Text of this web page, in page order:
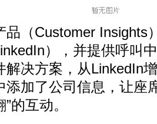
Customer Insights
），并提供呼叫
解决方案，从LinkedIn
添加了公司信息，让座
的互动。